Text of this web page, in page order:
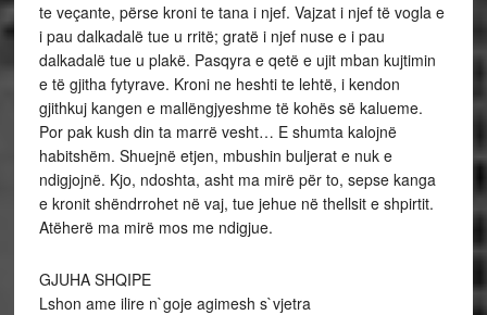
te veçante, përse kroni te tana i njef. Vajzat i njef të vogla e
i pau dalkadalë tue u rritë; gratë i njef nuse e i pau
dalkadalë tue u plakë. Pasqyra e qetë e ujit mban kujtimin
e të gjitha fytyrave. Kroni ne heshti te lehtë, i kendon
gjithkuj kangen e mallëngjyeshme të kohës së kalueme.
Por pak kush din ta marrë vesht… E shumta kalojnë
habitshëm. Shuejnë etjen, mbushin buljerat e nuk e
ndigjojnë. Kjo, ndoshta, asht ma mirë për to, sepse kanga
e kronit shëndrrohet në vaj, tue jehue në thellsit e shpirtit.
Atëherë ma mirë mos me ndigjue.
GJUHA SHQIPE
Lshon ame ilire n`goje agimesh s`vjetra